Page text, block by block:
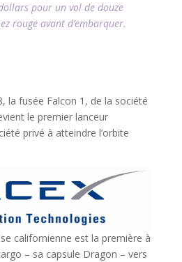
pour un vol de douze
rouge avant d’embarquer.
la fusée Falcon 1, de la société
le premier lanceur
privé à atteindre l’orbite
californienne est la première à
– sa capsule Dragon – vers